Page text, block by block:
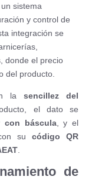
sistema
y control de
integración se
donde el precio
del producto.
lasencillez del
el dato se
con báscula, y el
con sucódigo QR
.
de